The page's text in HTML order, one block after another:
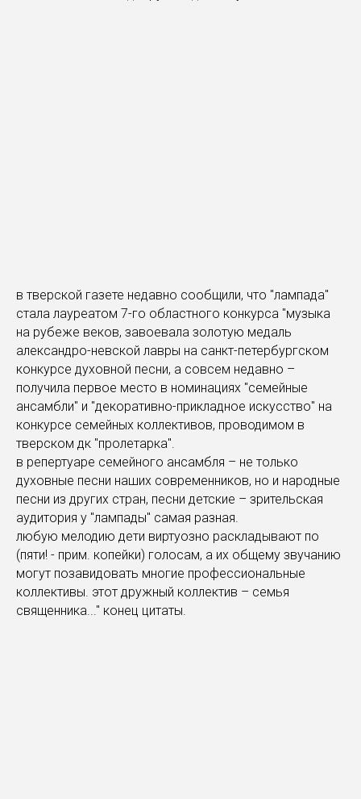
в тверской газете недавно сообщили, что "лампада"
стала лауреатом 7-го областного конкурса "музыка
на рубеже веков, завоевала золотую медаль
александро-невской лавры на санкт-петербургском
конкурсе духовной песни, а совсем недавно –
получила первое место в номинациях "семейные
ансамбли" и "декоративно-прикладное искусство" на
конкурсе семейных коллективов, проводимом в
тверском дк "пролетарка".
в репертуаре семейного ансамбля – не только
духовные песни наших современников, но и народные
песни из других стран, песни детские – зрительская
аудитория у "лампады" самая разная.
любую мелодию дети виртуозно раскладывают по
(пяти! - прим. копейки) голосам, а их общему звучанию
могут позавидовать многие профессиональные
коллективы. этот дружный коллектив – семья
священника..." конец цитаты.